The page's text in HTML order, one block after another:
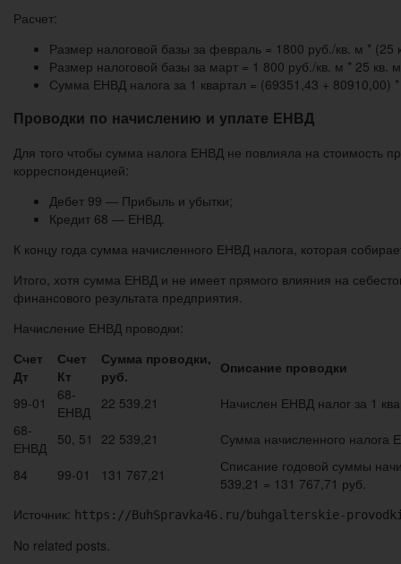
Расчет:
Размер налоговой базы за февраль = 1800 руб./кв. м *
Размер налоговой базы за март = 1 800 руб./кв. м * 25 кв.
Сумма ЕНВД налога за 1 квартал = (69351,43 + 80910,00)
Проводки по начислению и уплате ЕНВД
Для того чтобы сумма налога ЕНВД не повлияла на стоимость
корреспонденцией:
Дебет 99 — Прибыль и убытки;
Кредит 68 — ЕНВД.
К концу года сумма начисленного ЕНВД налога, которая
Итого, хотя сумма ЕНВД и не имеет прямого влияния на
финансового результата предприятия.
Начисление ЕНВД проводки:
Счет
Дт
Счет
Кт
Сумма проводки,
руб.
Описание проводки
99-01
68-
ЕНВД
22 539,21
Начислен ЕНВД налог за 1
68-
ЕНВД
50, 51 22 539,21
Сумма начисленного налога
84
99-01 131 767,21
Списание годовой суммы
539,21 = 131 767,71 руб.
Источник: https://BuhSpravka46.ru/buhgalterskie-
No related posts.